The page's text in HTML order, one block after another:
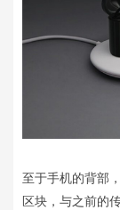
至于手机的背部
区块，与之前的传